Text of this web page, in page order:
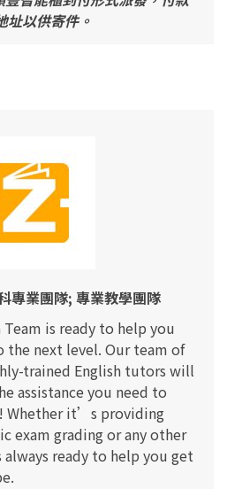
址以供寄件。
專業團隊; 專業教學團隊
Team is ready to help you
the next level. Our team of
trained English tutors will
assistance you need to
Whether it’s providing
exam grading or any other
ready to help you get